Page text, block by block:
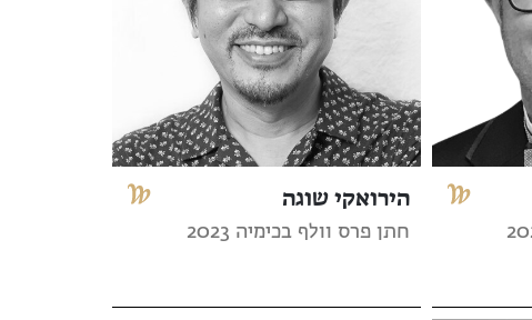
הירואקי שוגה
חתן פרס וולף בכימיה 2023